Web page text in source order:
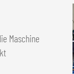
Maschine